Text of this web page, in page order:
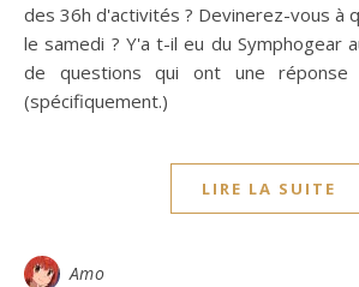
des 36h d'activités ? Devinerez-vous à
le samedi ? Y'a t-il eu du Symphogear
de questions qui ont une réponse
(spécifiquement.)
LIRE LA SUITE
Amo